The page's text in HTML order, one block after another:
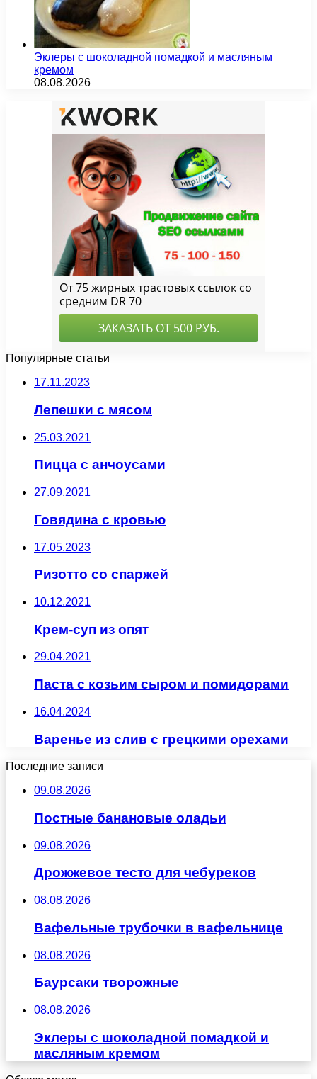
Эклеры с шоколадной помадкой и масляным
кремом
08.08.2026
Популярные статьи
17.11.2023
Лепешки с мясом
25.03.2021
Пицца с анчоусами
27.09.2021
Говядина с кровью
17.05.2023
Ризотто со спаржей
10.12.2021
Крем-суп из опят
29.04.2021
Паста с козьим сыром и помидорами
16.04.2024
Варенье из слив с грецкими орехами
Последние записи
09.08.2026
Постные банановые оладьи
09.08.2026
Дрожжевое тесто для чебуреков
08.08.2026
Вафельные трубочки в вафельнице
08.08.2026
Баурсаки творожные
08.08.2026
Эклеры с шоколадной помадкой и
масляным кремом